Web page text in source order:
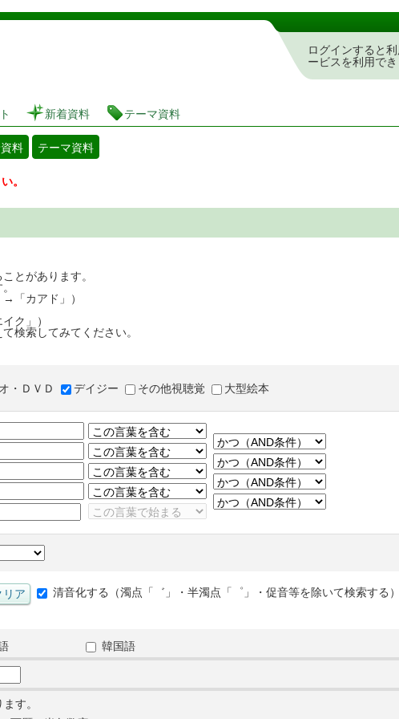
書館 蔵書検索・予約システム
ログインすると
ービスを利用でき
新着資料 テーマ資料
料 テーマ資料
。
とがあります。
「カアド」）
ク」）
検索してみてください。
・ＤＶＤ デイジー その他視聴覚 大型絵本
清音化する（濁点「゛」・半濁点「゜」・促音等を除いて検索する）
韓国語
す。